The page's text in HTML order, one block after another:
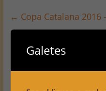
← Copa Catalana 2016
Galetes